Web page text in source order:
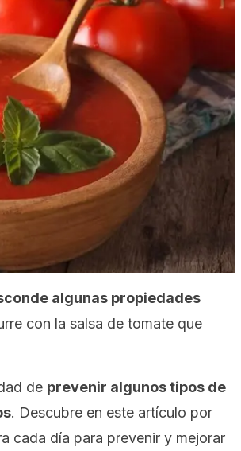
algunas propiedades
con la salsa de tomate que
de prevenir algunos tipos de
. Descubre en este artículo por
cada día para prevenir y mejorar